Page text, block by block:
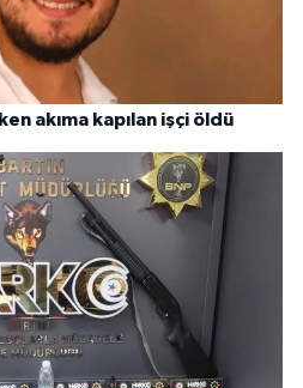
akıma kapılan işçi öldü